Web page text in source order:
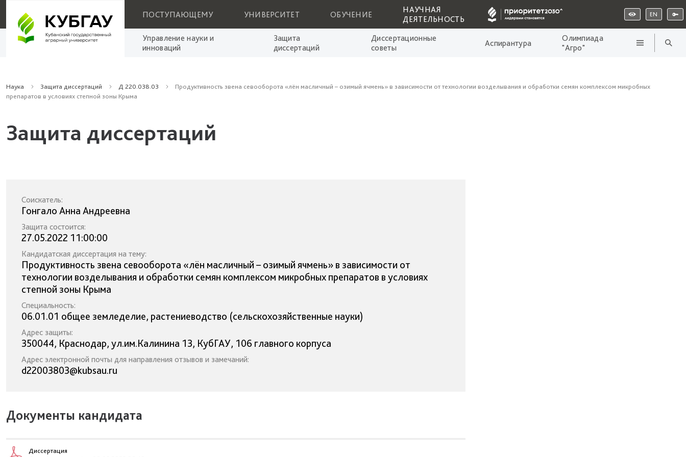
ПОСТУПАЮЩЕМУ УНИВЕРСИТЕТ ОБУЧЕНИЕ
НАУЧНАЯ
ДЕЯТЕЛЬНОСТЬ
EN
Управление науки и
инноваций
Защита
диссертаций
Диссертационные
советы
Аспирантура
Олимпиада
"Агро"
Наука Защита диссертаций Д 220.038.03
Продуктивность звена севооборота «лён масличный – озимый ячмень» в зависимости от технологии возделывания и обработки семян комплексом микробных
препаратов в условиях степной зоны Крыма
Защита диссертаций
Соискатель:
Гонгало Анна Андреевна
Защита состоится:
27.05.2022 11:00:00
Кандидатская диссертация на тему:
Продуктивность звена севооборота «лён масличный – озимый ячмень» в зависимости от
технологии возделывания и обработки семян комплексом микробных препаратов в условиях
степной зоны Крыма
Специальность:
06.01.01 общее земледелие, растениеводство (сельскохозяйственные науки)
Адрес защиты:
350044, Краснодар, ул.им.Калинина 13, КубГАУ, 106 главного корпуса
Адрес электронной почты для направления отзывов и замечаний:
d22003803@kubsau.ru
Документы кандидата
Диссертация